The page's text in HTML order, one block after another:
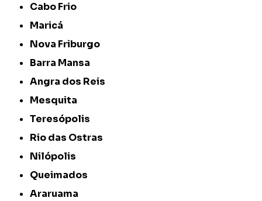
Cabo Frio
Maricá
Nova Friburgo
Barra Mansa
Angra dos Reis
Mesquita
Teresópolis
Rio das Ostras
Nilópolis
Queimados
Araruama